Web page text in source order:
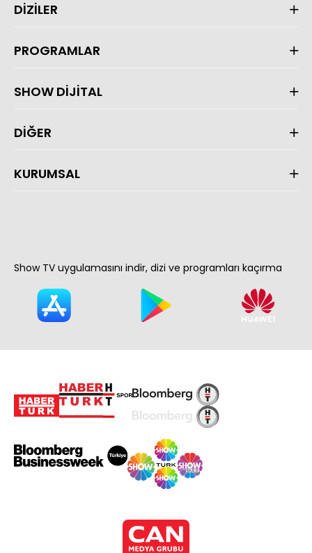
DİZİLER
PROGRAMLAR
SHOW DİJİTAL
DİĞER
KURUMSAL
Show TV uygulamasını indir, dizi ve programları kaçırma